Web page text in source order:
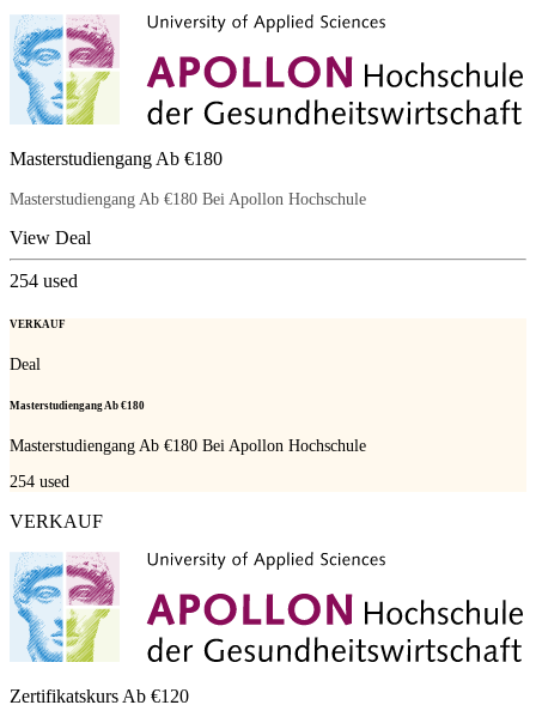
Masterstudiengang Ab €180
Masterstudiengang Ab €180 Bei Apollon Hochschule
View Deal
254 used
VERKAUF
Deal
Masterstudiengang Ab €180
Masterstudiengang Ab €180 Bei Apollon Hochschule
254 used
VERKAUF
Zertifikatskurs Ab €120